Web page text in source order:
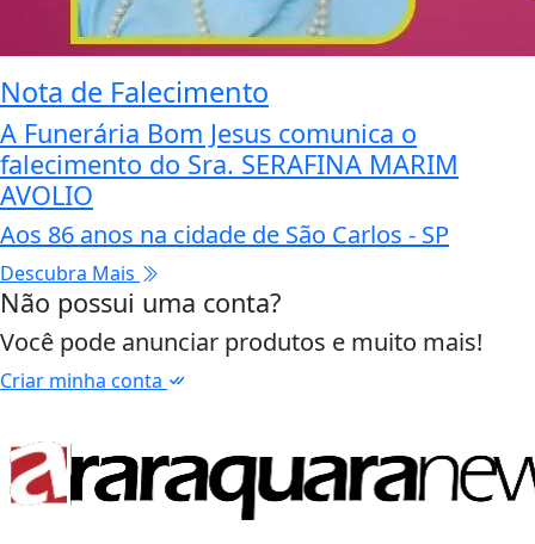
Nota de Falecimento
A Funerária Bom Jesus comunica o
falecimento do Sra. SERAFINA MARIM
AVOLIO
Aos 86 anos na cidade de São Carlos - SP
Descubra Mais
Não possui uma conta?
Você pode anunciar produtos e muito mais!
Criar minha conta